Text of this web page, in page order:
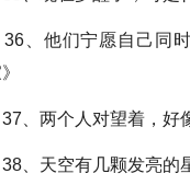
他们宁愿自己同时
两个人对望着，好像
天空有几颗发亮的星